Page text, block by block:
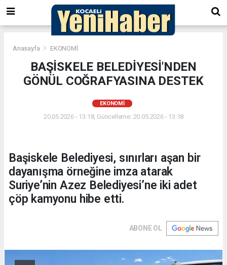
Anasayfa EKONOMİ
BAŞİSKELE BELEDİYESİ'NDEN
GÖNÜL COĞRAFYASINA DESTEK
EKONOMİ
20.05.2026 - 13:18, Güncelleme: 20.05.2026 - 13:18
Başiskele Belediyesi, sınırları aşan bir
dayanışma örneğine imza atarak
Suriye’nin Azez Belediyesi’ne iki adet
çöp kamyonu hibe etti.
ABONE OL